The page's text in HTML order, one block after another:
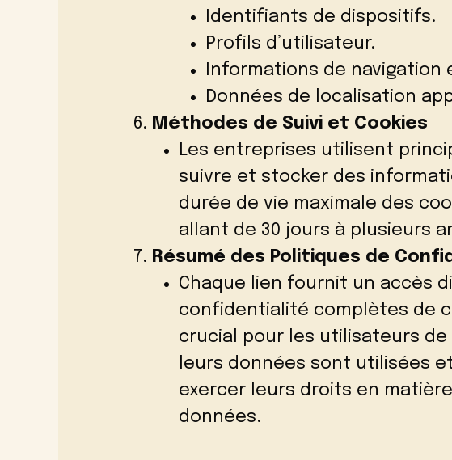
Identifiants de dispositifs.
Profils d’utilisateur.
Informations de
Données de localisation
Méthodes de Suivi et Cookies
Les entreprises utilisent
suivre et stocker des
durée de vie maximale des
allant de 30 jours à plusieurs
Résumé des Politiques de
Chaque lien fournit un accès
confidentialité complètes de
crucial pour les utilisateurs
leurs données sont utilisées
exercer leurs droits en
données.